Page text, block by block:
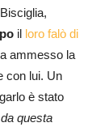
il loro falò di
ammesso la
con lui. Un
è stato
questa